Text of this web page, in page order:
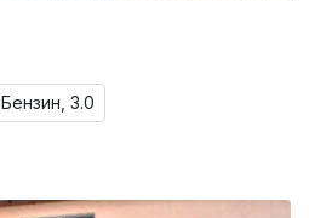
Бензин, 3.0